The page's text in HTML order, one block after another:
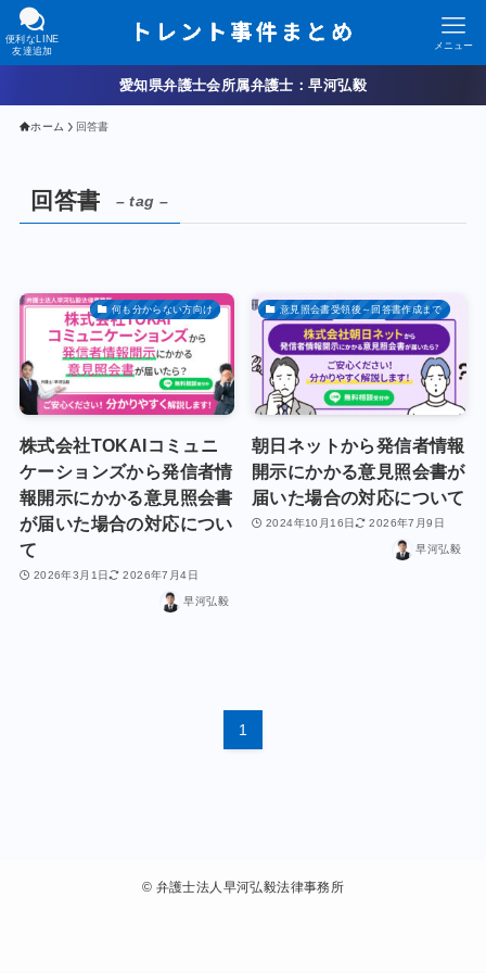
便利なLINE
友達追加
メニュー
愛知県弁護士会所属弁護士：早河弘毅
ホーム 回答書
回答書 – tag –
何も分からない方向け
株式会社TOKAIコミュニ
ケーションズから発信者情
報開示にかかる意見照会書
が届いた場合の対応につい
て
2026年3月1日 2026年7月4日
早河弘毅
意見照会書受領後～回答書作成まで
朝日ネットから発信者情報
開示にかかる意見照会書が
届いた場合の対応について
2024年10月16日 2026年7月9日
早河弘毅
1
© 弁護士法人早河弘毅法律事務所